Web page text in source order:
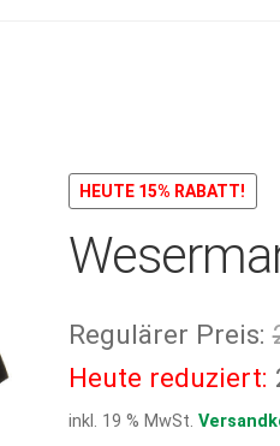
HEUTE 15% RABATT!
Regulärer Preis:
Heute reduziert:
inkl. 19 % MwSt.